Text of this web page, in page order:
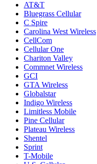
AT&T
Bluegrass Cellular
C Spire
Carolina West Wireless
CellCom
Cellular One
Chariton Valley
Commnet Wireless
GCI
GTA Wireless
Globalstar
Indigo Wireless
Limitless Mobile
Pine Cellular
Plateau Wireless
Shentel
Sprint
T-Mobile